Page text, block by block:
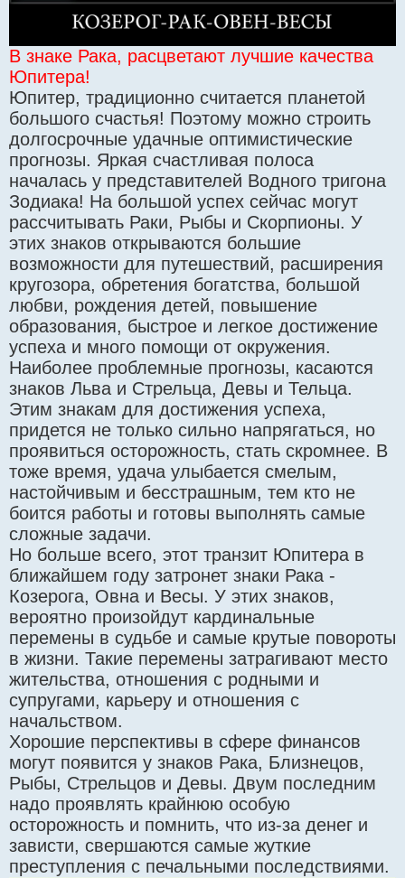
В знаке Рака, расцветают лучшие качества
Юпитера!
Юпитер, традиционно считается планетой
большого счастья! Поэтому можно строить
долгосрочные удачные оптимистические
прогнозы. Яркая счастливая полоса
началась у представителей Водного тригона
Зодиака! На большой успех сейчас могут
рассчитывать Раки, Рыбы и Скорпионы. У
этих знаков открываются большие
возможности для путешествий, расширения
кругозора, обретения богатства, большой
любви, рождения детей, повышение
образования, быстрое и легкое достижение
успеха и много помощи от окружения.
Наиболее проблемные прогнозы, касаются
знаков Льва и Стрельца, Девы и Тельца.
Этим знакам для достижения успеха,
придется не только сильно напрягаться, но
проявиться осторожность, стать скромнее. В
тоже время, удача улыбается смелым,
настойчивым и бесстрашным, тем кто не
боится работы и готовы выполнять самые
сложные задачи.
Но больше всего, этот транзит Юпитера в
ближайшем году затронет знаки Рака -
Козерога, Овна и Весы. У этих знаков,
вероятно произойдут кардинальные
перемены в судьбе и самые крутые повороты
в жизни. Такие перемены затрагивают место
жительства, отношения с родными и
супругами, карьеру и отношения с
начальством.
Хорошие перспективы в сфере финансов
могут появится у знаков Рака, Близнецов,
Рыбы, Стрельцов и Девы. Двум последним
надо проявлять крайнюю особую
осторожность и помнить, что из-за денег и
зависти, свершаются самые жуткие
преступления с печальными последствиями.